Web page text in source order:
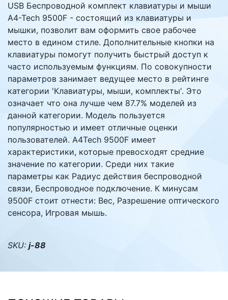
USB Беспроводной комплект клавиатуры и мыши
A4-Tech 9500F - состоящий из клавиатуры и
мышки, позволит вам оформить свое рабочее
место в едином стиле. Дополнительные кнопки на
клавиатуры помогут получить быстрый доступ к
часто используемым функциям. По совокупности
параметров занимает ведущее место в рейтинге
категории 'Клавиатуры, мыши, комплекты'. Это
означает что она лучше чем 87.7% моделей из
данной категории. Модель пользуется
популярностью и имеет отличные оценки
пользователей. A4Tech 9500F имеет
характеристики, которые превосходят средние
значение по категории. Среди них такие
параметры как Радиус действия беспроводной
связи, Беспроводное подключение. К минусам
9500F стоит отнести: Вес, Разрешение оптического
сенсора, Игровая мышь.
SKU: j-88